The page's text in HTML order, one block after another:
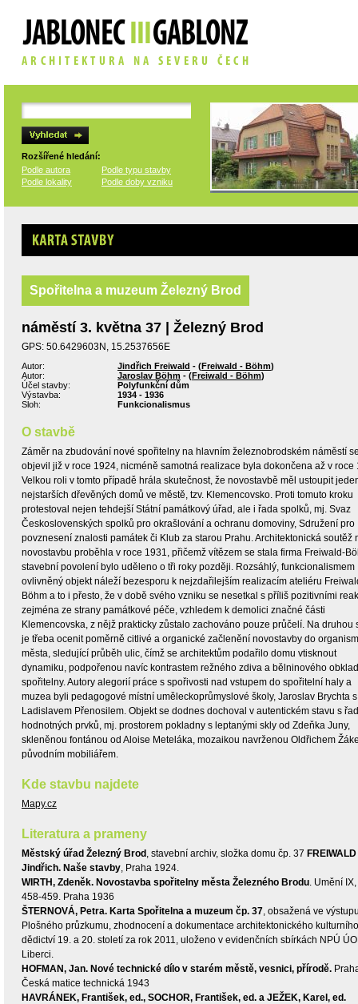
Rozšířené hledání:
Podle autora
Podle typu stavby
Podle lokality
Podle doby vzniku
Karta stavby
Spořitelna a muzeum Železný Brod
náměstí 3. května 37 | Železný Brod
GPS: 50.6429603N, 15.2537656E
Autor: Jindřich Freiwald - (Freiwald - Böhm)
Autor:
Jaroslav Böhm - (Freiwald - Böhm)
Účel stavby:
Polyfunkční dům
Výstavba:
1934 - 1936
Sloh:
Funkcionalismus
O stavbě
Záměr na zbudování nové spořitelny na hlavním železnobrodském náměstí
objevil již v roce 1924, nicméně samotná realizace byla dokončena až v roce
Velkou roli v tomto případě hrála skutečnost, že novostavbě měl ustoupit
nejstarších dřevěných domů ve městě, tzv. Klemencovsko. Proti tomuto kroku
protestoval nejen tehdejší Státní památkový úřad, ale i řada spolků, mj. Svaz
Československých spolků pro okrašlování a ochranu domoviny, Sdružení pro
povznesení znalosti památek či Klub za starou Prahu. Architektonická soutěž
novostavbu proběhla v roce 1931, přičemž vítězem se stala firma Freiwald-
stavební povolení bylo uděleno o tři roky později. Rozsáhlý, funkcionalismem
ovlivněný objekt náleží bezesporu k nejzdařilejším realizacím ateliéru
Böhm a to i přesto, že v době svého vzniku se nesetkal s příliš pozitivními
zejména ze strany památkové péče, vzhledem k demolici značné části
Klemencovska, z nějž prakticky zůstalo zachováno pouze průčelí. Na druhou
je třeba ocenit poměrně citlivé a organické začlenění novostavby do
města, sledující průběh ulic, čímž se architektům podařilo domu vtisknout
dynamiku, podpořenou navíc kontrastem režného zdiva a bělninového
spořitelny. Autory alegorií práce s spořivosti nad vstupem do spořitelní haly a
muzea byli pedagogové místní uměleckoprůmyslové školy, Jaroslav Brychta s
Ladislavem Přenosilem. Objekt se dodnes dochoval v autentickém stavu s
hodnotných prvků, mj. prostorem pokladny s leptanými skly od Zdeňka Juny,
skleněnou fontánou od Aloise Meteláka, mozaikou navrženou Oldřichem
původním mobiliářem.
Kde stavbu najdete
Mapy.cz
Literatura a prameny
Městský úřad Železný Brod , stavební archiv, složka domu čp. 37 FREIWALD
Jindřich. Naše stavby, Praha 1924.
WIRTH, Zdeněk. Novostavba spořitelny města Železného Brodu. Umění IX,
458-459. Praha 1936
ŠTERNOVÁ, Petra. Karta Spořitelna a muzeum čp. 37, obsažená ve
Plošného průzkumu, zhodnocení a dokumentace architektonického kulturního
dědictví 19. a 20. století za rok 2011, uloženo v evidenčních sbírkách NPÚ
Liberci.
HOFMAN, Jan. Nové technické dílo v starém městě, vesnici, přírodě.
Česká matice technická 1943
HAVRÁNEK, František, ed., SOCHOR, František, ed. a JEŽEK, Karel, ed.